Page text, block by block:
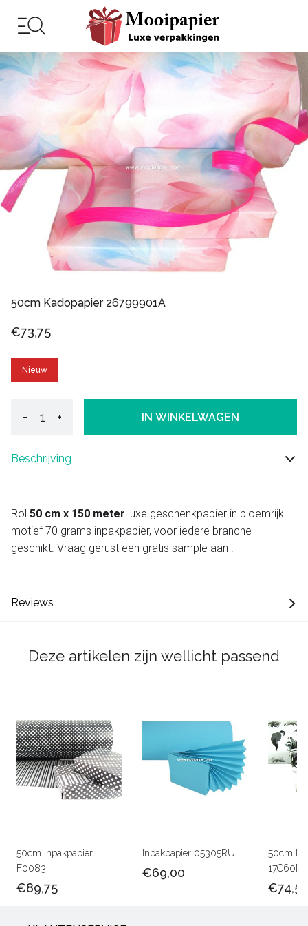
50cm Kadopapier 26799901A
€73,75
Nieuw
− + IN WINKELWAGEN
Beschrijving
Rol 50 cm x 150 meter luxe geschenkpapier in bloemrijk
motief 70 grams inpakpapier, voor iedere branche
geschikt. Vraag gerust een gratis sample aan !
Reviews
Deze artikelen zijn wellicht passend
50cm Inpakpapier
F0083
€89,75
Inpakpapier 05305RU
€69,00
50cm
€74,50